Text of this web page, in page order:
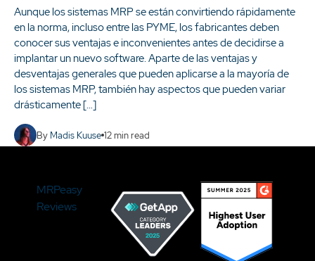
Aunque los sistemas MRP se están convirtiendo rápidamente
en la norma, incluso entre las PYME, los fabricantes deben
conocer sus ventajas e inconvenientes antes de decidirse a
implantar un nuevo software. Aparte de las ventajas y
desventajas generales que pueden aplicarse a la mayoría de
los sistemas MRP, también hay aspectos que pueden variar
drásticamente […]
By Madis Kuuse 12min read
MRPeasy
Reviews